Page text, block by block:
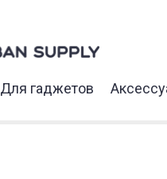
Для гаджетов